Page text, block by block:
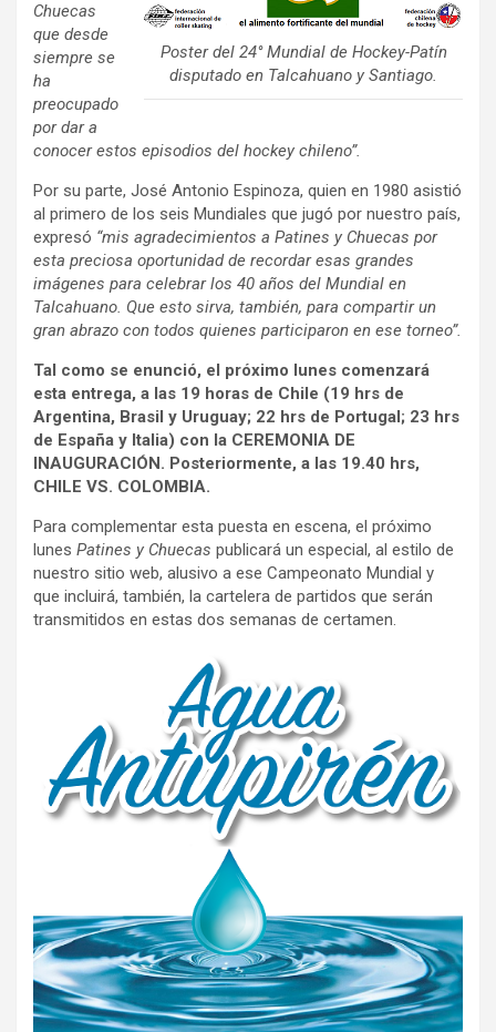
Poster del 24° Mundial de Hockey-Patín
disputado en Talcahuano y Santiago.
Chuecas
que desde
siempre se
ha
preocupado
por dar a
conocer estos episodios del hockey chileno”.
Por su parte, José Antonio Espinoza, quien en 1980 asistió
al primero de los seis Mundiales que jugó por nuestro país,
expresó “mis agradecimientos a Patines y Chuecas por
esta preciosa oportunidad de recordar esas grandes
imágenes para celebrar los 40 años del Mundial en
Talcahuano. Que esto sirva, también, para compartir un
gran abrazo con todos quienes participaron en ese torneo”.
Tal como se enunció, el próximo lunes comenzará
esta entrega, a las 19 horas de Chile (19 hrs de
Argentina, Brasil y Uruguay; 22 hrs de Portugal; 23 hrs
de España y Italia) con la CEREMONIA DE
INAUGURACIÓN. Posteriormente, a las 19.40 hrs,
CHILE VS. COLOMBIA.
Para complementar esta puesta en escena, el próximo
lunes Patines y Chuecas publicará un especial, al estilo de
nuestro sitio web, alusivo a ese Campeonato Mundial y
que incluirá, también, la cartelera de partidos que serán
transmitidos en estas dos semanas de certamen.